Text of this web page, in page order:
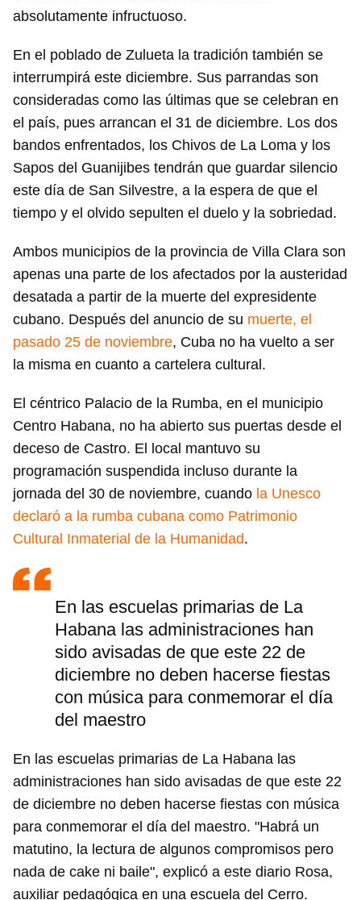
Guardar como favorito
Para poder guardar como favorito, primero has de
absolutamente infructuoso.
En el poblado de Zulueta la tradición también se
interrumpirá este diciembre. Sus parrandas son
consideradas como las últimas que se celebran en
el país, pues arrancan el 31 de diciembre. Los dos
bandos enfrentados, los Chivos de La Loma y los
Sapos del Guanijibes tendrán que guardar silencio
este día de San Silvestre, a la espera de que el
tiempo y el olvido sepulten el duelo y la sobriedad.
Ambos municipios de la provincia de Villa Clara son
apenas una parte de los afectados por la austeridad
desatada a partir de la muerte del expresidente
cubano. Después del anuncio de su muerte, el
pasado 25 de noviembre, Cuba no ha vuelto a ser
la misma en cuanto a cartelera cultural.
El céntrico Palacio de la Rumba, en el municipio
Centro Habana, no ha abierto sus puertas desde el
deceso de Castro. El local mantuvo su
programación suspendida incluso durante la
jornada del 30 de noviembre, cuando la Unesco
declaró a la rumba cubana como Patrimonio
Cultural Inmaterial de la Humanidad.
En las escuelas primarias de La
Habana las administraciones han
sido avisadas de que este 22 de
diciembre no deben hacerse fiestas
con música para conmemorar el día
del maestro
En las escuelas primarias de La Habana las
administraciones han sido avisadas de que este 22
de diciembre no deben hacerse fiestas con música
para conmemorar el día del maestro. "Habrá un
matutino, la lectura de algunos compromisos pero
nada de cake ni baile", explicó a este diario Rosa,
auxiliar pedagógica en una escuela del Cerro.